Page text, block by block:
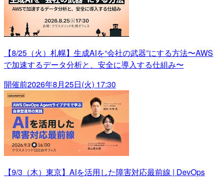
【8/25（火）札幌】生成AIを“会社の武器”にする方法〜AWS
で加速するデータ分析と、安全に導入する仕組み〜
開催前2026年8月25日(火) 17:30
【9/3（木）東京】AIを活用した障害対応最前線 | DevOps